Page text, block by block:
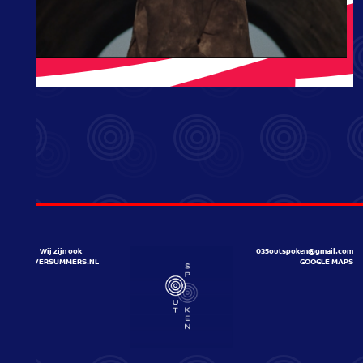
Wij zijn ook
HILVERSUMMERS.NL
035outspoken@gmail.com
GOOGLE MAPS